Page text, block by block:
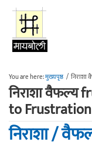
Skip to main content
You are here:मुख्यपृष्ठ /
निराशा वैफल्य
to
निराशा /